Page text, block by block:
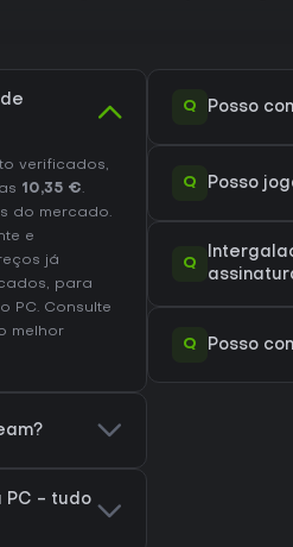
verificados,
10,35 €.
do mercado.
e
já
para
PC. Consulte
melhor
PC - tudo
Q Posso
Q Posso
Q
Q Posso